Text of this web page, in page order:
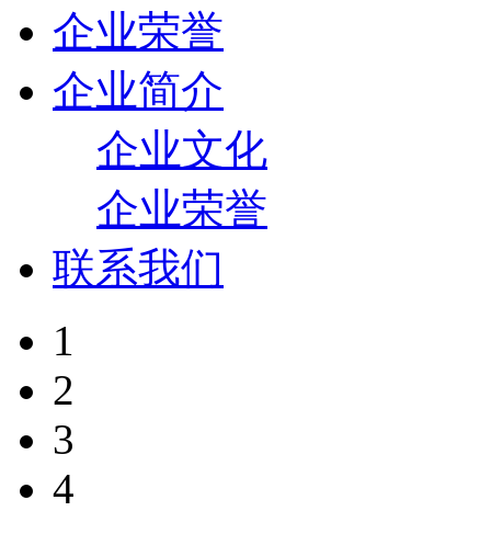
企业荣誉
企业简介
企业文化
企业荣誉
联系我们
1
2
3
4